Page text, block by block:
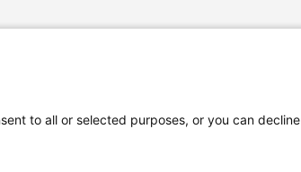
to all or selected purposes, or you can decline